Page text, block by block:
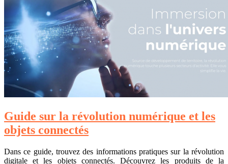
Guide sur la révolution numérique et les
objets connectés
Dans ce guide, trouvez des informations pratiques sur la révolution
digitale et les objets connectés. Découvrez les produits de la